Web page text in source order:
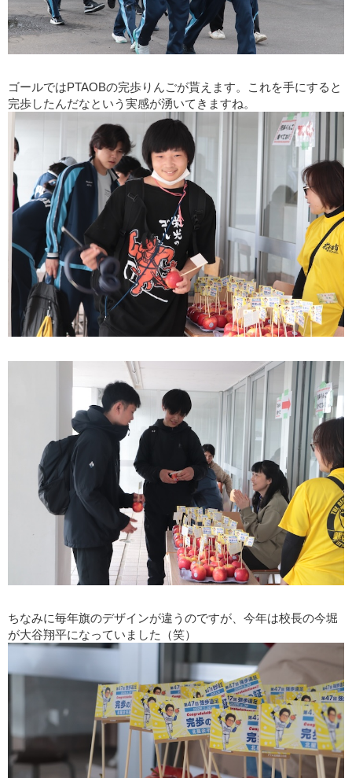
ゴールではPTAOBの完歩りんごが貰えます。これを手にすると
完歩したんだなという実感が湧いてきますね。
ちなみに毎年旗のデザインが違うのですが、今年は校長の今堀
が大谷翔平になっていました（笑）